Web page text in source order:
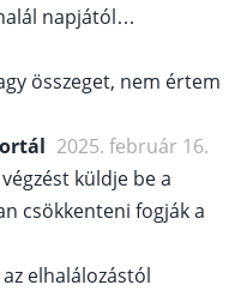
napjától…
összeget, nem értem
2025. február 16.
küldje be a
csökkenteni fogják a
elhalálozástól